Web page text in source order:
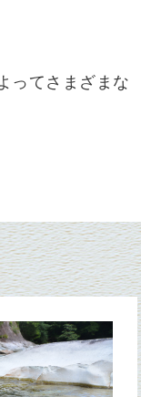
ってさまざまな